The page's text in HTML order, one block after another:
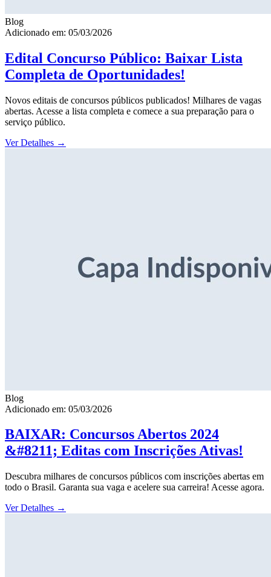
Blog
Adicionado em: 05/03/2026
Edital Concurso Público: Baixar Lista
Completa de Oportunidades!
Novos editais de concursos públicos publicados! Milhares de vagas
abertas. Acesse a lista completa e comece a sua preparação para o
serviço público.
Ver Detalhes →
Blog
Adicionado em: 05/03/2026
BAIXAR: Concursos Abertos 2024
&#8211; Editas com Inscrições Ativas!
Descubra milhares de concursos públicos com inscrições abertas em
todo o Brasil. Garanta sua vaga e acelere sua carreira! Acesse agora.
Ver Detalhes →